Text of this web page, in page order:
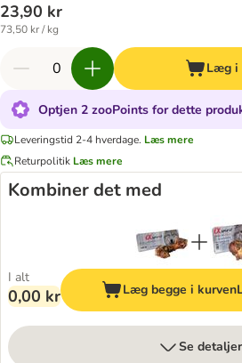
23,90 kr
73,50 kr / kg
Læg i
Optjen 2 zooPoints for dette
Leveringstid 2-4 hverdage. Læs mere
Returpolitik Læs mere
Kombiner det med
I alt
0,00 kr Læg begge i kurven
Se detaljer